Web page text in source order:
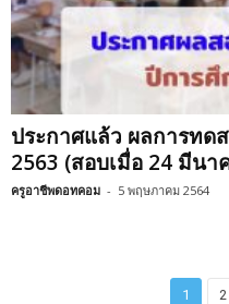
ประกาศแล้ว ผลการทด
2563 (สอบเมื่อ 24 มีนา
ครูอาชีพดอทคอม - 5 พฤษภาคม 2564
1 2